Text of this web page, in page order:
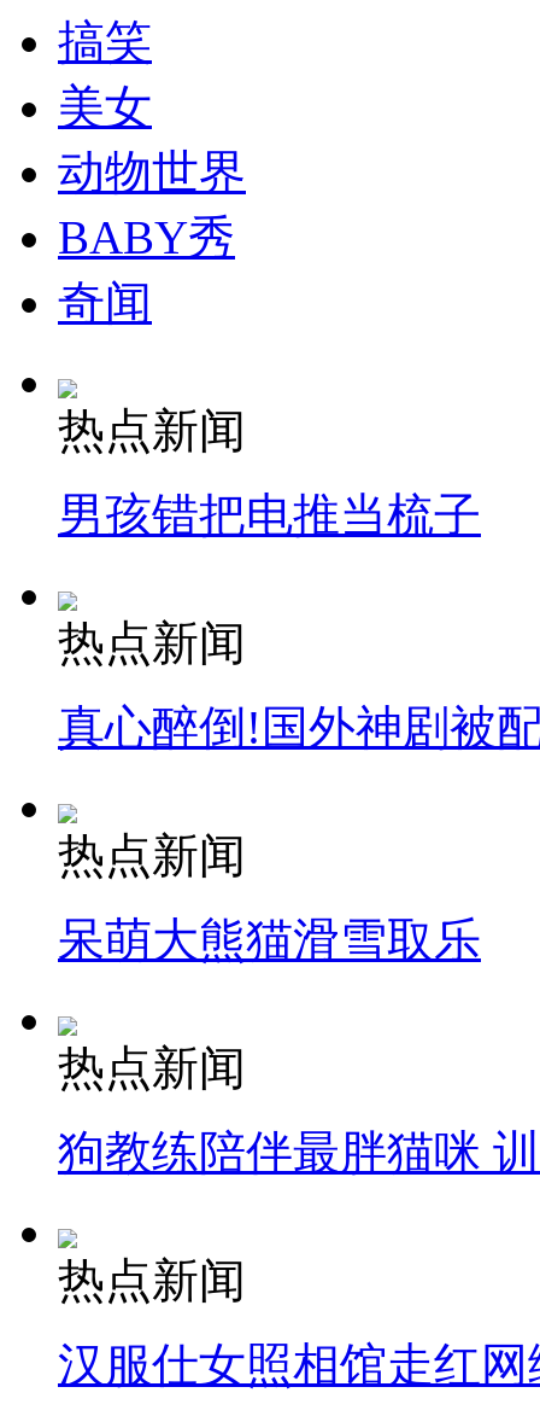
消防员救轻生者
司机酒驾遇交警 急速倒车逃窜
搞笑
美女
动物世界
BABY秀
奇闻
热点新闻
男孩错把电推当梳子
热点新闻
真心醉倒!国外神剧被
热点新闻
呆萌大熊猫滑雪取乐
热点新闻
狗教练陪伴最胖猫咪
热点新闻
汉服仕女照相馆走红网